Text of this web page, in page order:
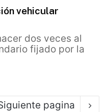
vehicular
dos veces al
fijado por la
pagina